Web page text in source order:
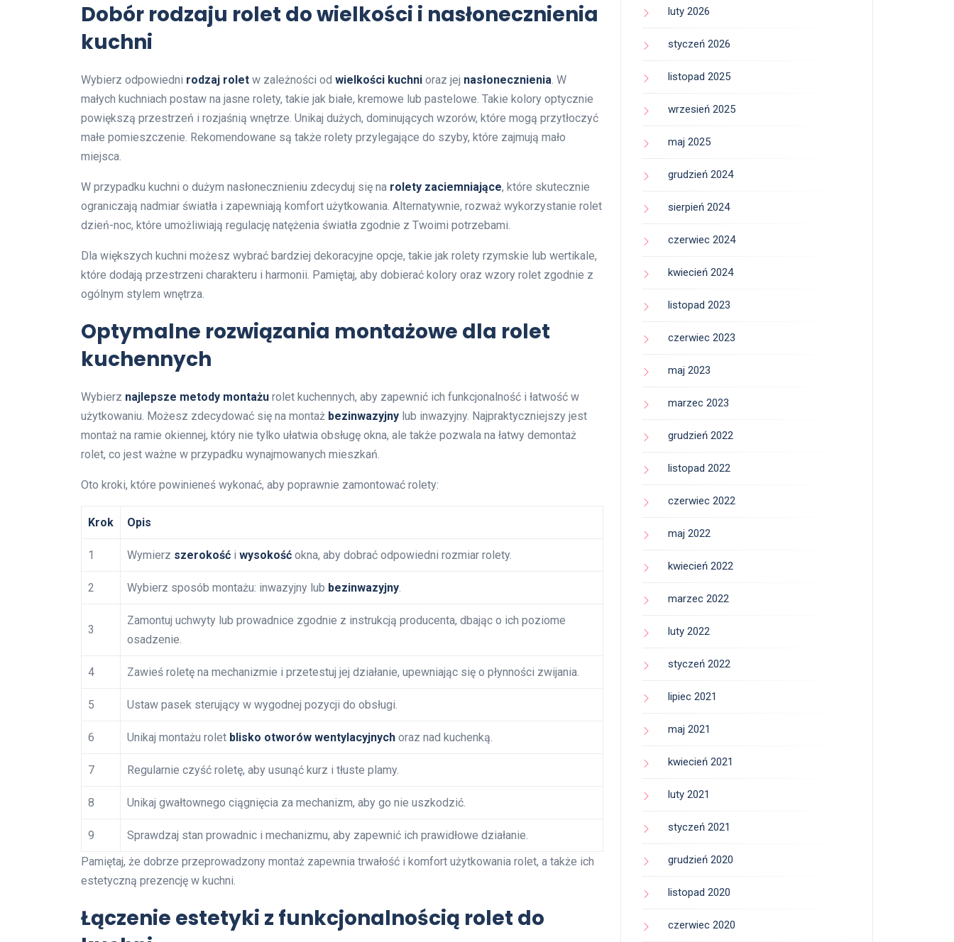
Dobór rodzaju rolet do wielkości i nasłonecznienia
kuchni
Wybierz odpowiedni rodzaj rolet w zależności od wielkości kuchni oraz jej nasłonecznienia. W
małych kuchniach postaw na jasne rolety, takie jak białe, kremowe lub pastelowe. Takie kolory optycznie
powiększą przestrzeń i rozjaśnią wnętrze. Unikaj dużych, dominujących wzorów, które mogą przytłoczyć
małe pomieszczenie. Rekomendowane są także rolety przylegające do szyby, które zajmują mało
miejsca.
W przypadku kuchni o dużym nasłonecznieniu zdecyduj się na rolety zaciemniające, które skutecznie
ograniczają nadmiar światła i zapewniają komfort użytkowania. Alternatywnie, rozważ wykorzystanie rolet
dzień-noc, które umożliwiają regulację natężenia światła zgodnie z Twoimi potrzebami.
Dla większych kuchni możesz wybrać bardziej dekoracyjne opcje, takie jak rolety rzymskie lub wertikale,
które dodają przestrzeni charakteru i harmonii. Pamiętaj, aby dobierać kolory oraz wzory rolet zgodnie z
ogólnym stylem wnętrza.
Optymalne rozwiązania montażowe dla rolet
kuchennych
Wybierz najlepsze metody montażu rolet kuchennych, aby zapewnić ich funkcjonalność i łatwość w
użytkowaniu. Możesz zdecydować się na montaż bezinwazyjny lub inwazyjny. Najpraktyczniejszy jest
montaż na ramie okiennej, który nie tylko ułatwia obsługę okna, ale także pozwala na łatwy demontaż
rolet, co jest ważne w przypadku wynajmowanych mieszkań.
Oto kroki, które powinieneś wykonać, aby poprawnie zamontować rolety:
Krok Opis
1 Wymierz szerokość i wysokość okna, aby dobrać odpowiedni rozmiar rolety.
2 Wybierz sposób montażu: inwazyjny lub bezinwazyjny.
3
Zamontuj uchwyty lub prowadnice zgodnie z instrukcją producenta, dbając o ich poziome
osadzenie.
4 Zawieś roletę na mechanizmie i przetestuj jej działanie, upewniając się o płynności zwijania.
5 Ustaw pasek sterujący w wygodnej pozycji do obsługi.
6 Unikaj montażu rolet blisko otworów wentylacyjnych oraz nad kuchenką.
7 Regularnie czyść roletę, aby usunąć kurz i tłuste plamy.
8 Unikaj gwałtownego ciągnięcia za mechanizm, aby go nie uszkodzić.
9
Sprawdzaj stan prowadnic i mechanizmu, aby zapewnić ich prawidłowe działanie.
Pamiętaj, że dobrze przeprowadzony montaż zapewnia trwałość i komfort użytkowania rolet, a także ich
estetyczną prezencję w kuchni.
Łączenie estetyki z funkcjonalnością rolet do
luty 2026
styczeń 2026
listopad 2025
wrzesień 2025
maj 2025
grudzień 2024
sierpień 2024
czerwiec 2024
kwiecień 2024
listopad 2023
czerwiec 2023
maj 2023
marzec 2023
grudzień 2022
listopad 2022
czerwiec 2022
maj 2022
kwiecień 2022
marzec 2022
luty 2022
styczeń 2022
lipiec 2021
maj 2021
kwiecień 2021
luty 2021
styczeń 2021
grudzień 2020
listopad 2020
czerwiec 2020